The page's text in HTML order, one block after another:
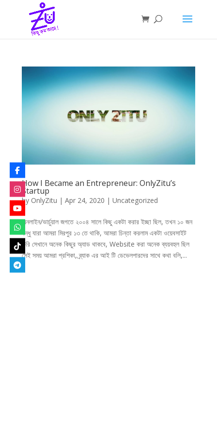
How I Became an Entrepreneur: OnlyZitu’s
Startup
by OnlyZitu | Apr 24, 2020 | Uncategorized
অনলাইন/ভার্চুয়াল জগতে ২০০৪ সালে কিছু একটা করার ইচ্ছা ছিল, তখন ১০ জন
বন্ধু যারা আমরা মিরপুর ১৩ তে থাকি, আমরা চিন্তা করলাম একটা ওয়েবসাইট
করি সেখানে অনেক কিছুর অ্যাড থাকবে, Website করা অনেক ব্যয়বহুল ছিল
সেই সময় আমরা প্রশিকা, ব্র্যাক এর আই টি ডেভেলপারদের সাথে কথা বলি,...